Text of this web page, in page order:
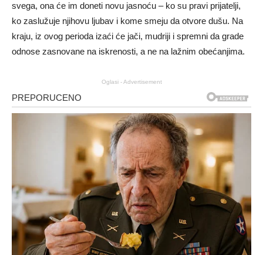
svega, ona će im doneti novu jasnoću – ko su pravi prijatelji,
ko zaslužuje njihovu ljubav i kome smeju da otvore dušu. Na
kraju, iz ovog perioda izaći će jači, mudriji i spremni da grade
odnose zasnovane na iskrenosti, a ne na lažnim obećanjima.
Oglasi - Advertisement